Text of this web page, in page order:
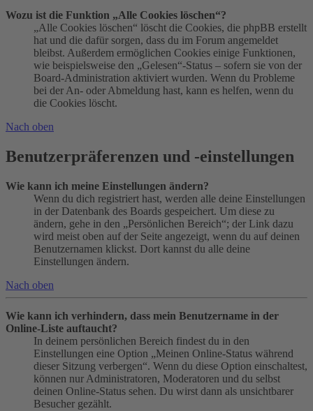
Wozu ist die Funktion „Alle Cookies löschen“?
„Alle Cookies löschen“ löscht die Cookies, die phpBB erstellt
hat und die dafür sorgen, dass du im Forum angemeldet
bleibst. Außerdem ermöglichen Cookies einige Funktionen,
wie beispielsweise den „Gelesen“-Status – sofern sie von der
Board-Administration aktiviert wurden. Wenn du Probleme
bei der An- oder Abmeldung hast, kann es helfen, wenn du
die Cookies löscht.
Nach oben
Benutzerpräferenzen und -einstellungen
Wie kann ich meine Einstellungen ändern?
Wenn du dich registriert hast, werden alle deine Einstellungen
in der Datenbank des Boards gespeichert. Um diese zu
ändern, gehe in den „Persönlichen Bereich“; der Link dazu
wird meist oben auf der Seite angezeigt, wenn du auf deinen
Benutzernamen klickst. Dort kannst du alle deine
Einstellungen ändern.
Nach oben
Wie kann ich verhindern, dass mein Benutzername in der
Online-Liste auftaucht?
In deinem persönlichen Bereich findest du in den
Einstellungen eine Option „Meinen Online-Status während
dieser Sitzung verbergen“. Wenn du diese Option einschaltest,
können nur Administratoren, Moderatoren und du selbst
deinen Online-Status sehen. Du wirst dann als unsichtbarer
Besucher gezählt.